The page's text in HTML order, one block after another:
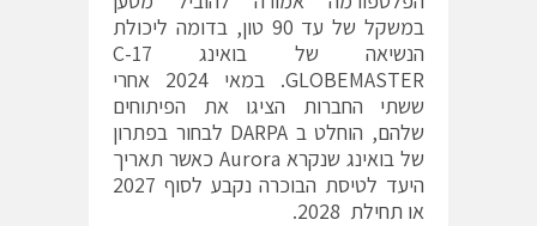
במשקל של עד 90 טון, בדומה ליכולת
הנשיאה של בואינג 17-C
GLOBEMASTER. במאי 2024 אחרי
ששתי החברות הציגו את הפיתוחים
שלהם, הוחלט ב DARPA לבחור בפתרון
של בואינג שנקרא Aurora כאשר תאריך
היעד לטיסת הבוכרה נקבע לסוף 2027
או תחילת 2028.